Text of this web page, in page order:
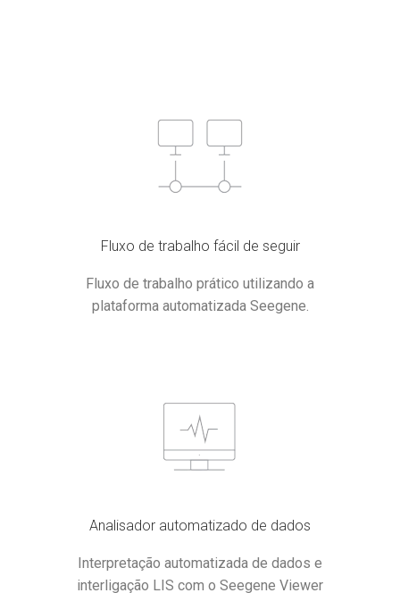
Fluxo de trabalho fácil de seguir
Fluxo de trabalho prático utilizando a
plataforma automatizada Seegene.
Analisador automatizado de dados
Interpretação automatizada de dados e
interligação LIS com o Seegene Viewer